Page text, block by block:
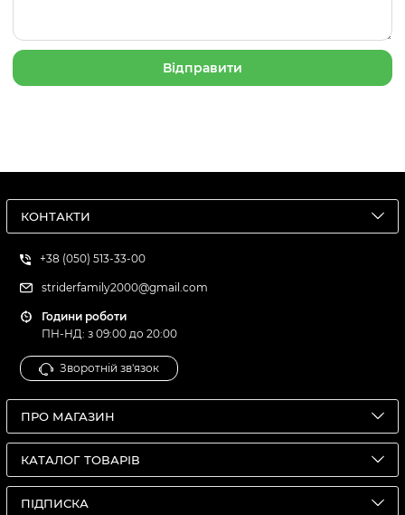
КОНТАКТИ
+38 (050) 513-33-00
striderfamily2000@gmail.com
Години роботи
ПН-НД: з 09:00 до 20:00
Зворотній зв'язок
ПРО МАГАЗИН
КАТАЛОГ ТОВАРІВ
ПІДПИСКА